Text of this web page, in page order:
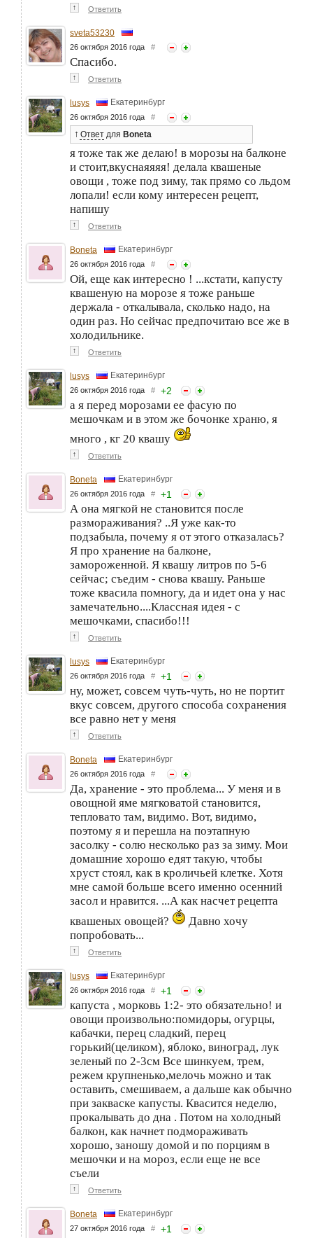
↑ Ответить
sveta53230
26 октября 2016 года #
Спасибо.
↑ Ответить
lusys Екатеринбург
26 октября 2016 года #
↑ Ответ для Boneta
я тоже так же делаю! в морозы на балконе
и стоит,вкуснаяяяя! делала квашеные
овощи , тоже под зиму, так прямо со льдом
лопали! если кому интересен рецепт,
напишу
↑ Ответить
Boneta Екатеринбург
26 октября 2016 года #
Ой, еще как интересно ! ...кстати, капусту
квашеную на морозе я тоже раньше
держала - откалывала, сколько надо, на
один раз. Но сейчас предпочитаю все же в
холодильнике.
↑ Ответить
lusys Екатеринбург
26 октября 2016 года # +2
а я перед морозами ее фасую по
мешочкам и в этом же бочонке храню, я
много , кг 20 квашу
↑ Ответить
Boneta Екатеринбург
26 октября 2016 года # +1
А она мягкой не становится после
размораживания? ..Я уже как-то
подзабыла, почему я от этого отказалась?
Я про хранение на балконе,
замороженной. Я квашу литров по 5-6
сейчас; съедим - снова квашу. Раньше
тоже квасила помногу, да и идет она у нас
замечательно....Классная идея - с
мешочками, спасибо!!!
↑ Ответить
lusys Екатеринбург
26 октября 2016 года # +1
ну, может, совсем чуть-чуть, но не портит
вкус совсем, другого способа сохранения
все равно нет у меня
↑ Ответить
Boneta Екатеринбург
26 октября 2016 года #
Да, хранение - это проблема... У меня и в
овощной яме мягковатой становится,
тепловато там, видимо. Вот, видимо,
поэтому я и перешла на поэтапную
засолку - солю несколько раз за зиму. Мои
домашние хорошо едят такую, чтобы
хруст стоял, как в кроличьей клетке. Хотя
мне самой больше всего именно осенний
засол и нравится. ...А как насчет рецепта
квашеных овощей?
Давно хочу
попробовать...
↑ Ответить
lusys Екатеринбург
26 октября 2016 года # +1
капуста , морковь 1:2- это обязательно! и
овощи произвольно:помидоры, огурцы,
кабачки, перец сладкий, перец
горький(целиком), яблоко, виноград, лук
зеленый по 2-3см Все шинкуем, трем,
режем крупненько,мелочь можно и так
оставить, смешиваем, а дальше как обычно
при закваске капусты. Квасится неделю,
прокалывать до дна . Потом на холодный
балкон, как начнет подмораживать
хорошо, заношу домой и по порциям в
мешочки и на мороз, если еще не все
съели
↑ Ответить
Boneta Екатеринбург
27 октября 2016 года # +1